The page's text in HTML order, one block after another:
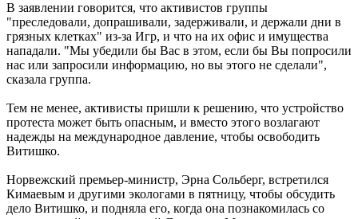
В заявлении говорится, что активистов группы
"преследовали, допрашивали, задерживали, и держали дни в
грязных клетках" из-за Игр, и что на их офис и имущества
нападали. "Мы убедили бы Вас в этом, если бы Вы попросили
нас или запросили информацию, но вы этого не сделали",
сказала группа.
Тем не менее, активисты пришли к решению, что устройство
протеста может быть опасным, и вместо этого возлагают
надежды на международное давление, чтобы освободить
Витишко.
Норвежский премьер-министр, Эрна Сольберг, встретился
Кимаевым и другими экологами в пятницу, чтобы обсудить
дело Витишко, и подняла его, когда она познакомилась со